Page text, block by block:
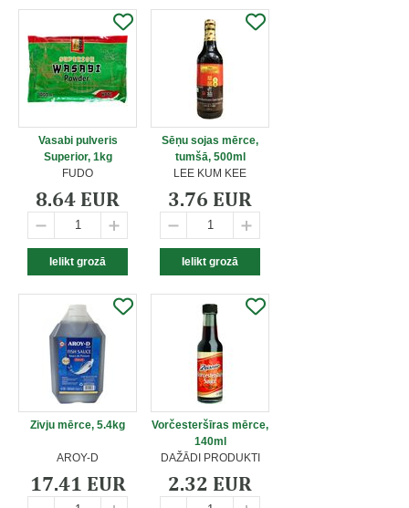
Vasabi pulveris
Superior, 1kg
FUDO
8.64 EUR
Sēņu sojas mērce,
tumšā, 500ml
LEE KUM KEE
3.76 EUR
Zivju mērce, 5.4kg
AROY-D
17.41 EUR
Vorčesteršīras mērce,
140ml
DAŽĀDI PRODUKTI
2.32 EUR